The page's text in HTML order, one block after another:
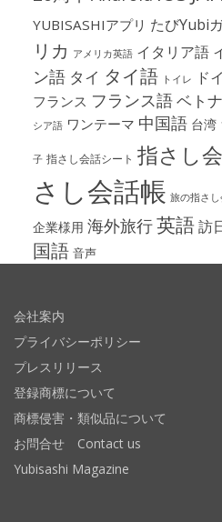
YUBISASHIアプリ たびYubi
リカ アメリカ英語 イタリア語
ン語 タイ タイ語 トイレ ド
フランス フランス語ベト
シア語 ワンテーマ 中国語 台湾
子 指さし会話シート 指さし
さし会話帳 旅の指さ
企業様用 海外旅行英語訪
国語 音声
会社案内
プライバシーポリシー
プレスリリース
登録商標について
商標侵害・類似品について
お問合せ Contact us
Yubisashi Magazine